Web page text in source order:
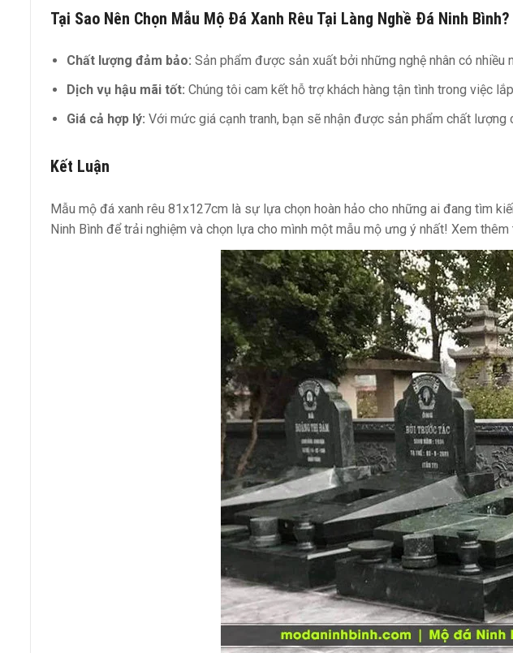
Tại Sao Nên Chọn Mẫu Mộ Đá Xanh Rêu Tại Làng Nghề Đá Ninh Bình?
Chất lượng đảm bảo: Sản phẩm được sản xuất bởi những nghệ nhân có
Dịch vụ hậu mãi tốt: Chúng tôi cam kết hỗ trợ khách hàng tận tình trong việc
Giá cả hợp lý: Với mức giá cạnh tranh, bạn sẽ nhận được sản phẩm chất lượng
Kết Luận
Mẫu mộ đá xanh rêu 81x127cm là sự lựa chọn hoàn hảo cho những ai đang tìm
Ninh Bình để trải nghiệm và chọn lựa cho mình một mẫu mộ ưng ý nhất! Xem